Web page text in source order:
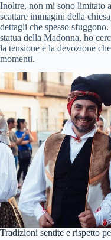
Inoltre, non mi sono limitato
scattare immagini della
dettagli che spesso
statua della Madonna, ho
la tensione e la devozione
momenti.
Festa Santa Maria Assunta
Tradizioni sentite e rispetto